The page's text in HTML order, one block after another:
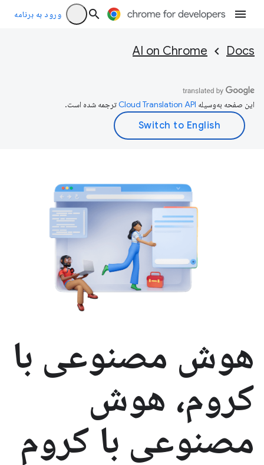
ورود به برنامه
Docs
AI on Chrome
این صفحه به‌وسیله ترجمه شده است.
هوش مصنوعی با
کروم، هوش
مصنوعی با کروم